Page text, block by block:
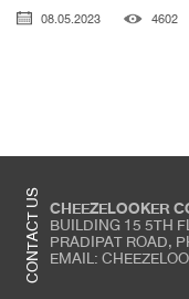
08.05.2023 4602
CONTACT US CHEEZELOOKER
BUILDING 15 5TH
PRADIPAT ROAD,
EMAIL: